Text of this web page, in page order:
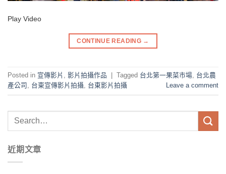
Play Video
CONTINUE READING →
Posted in 宣傳影片 , 影片拍攝作品 Tagged 台北第一果菜市場, 台北農
產公司 , 台東宣傳影片拍攝, 台東影片拍攝 Leave a comment
近期文章